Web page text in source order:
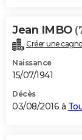
Jean IMBO
Créer une
Naissance
15/07/1941
Décès
03/08/2016 à